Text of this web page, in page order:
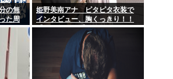
の無
た周
なっ
よな
姫野美南アナ ピタピタ衣装で
インタビュー、胸くっきり！！
【GIF動画あり】